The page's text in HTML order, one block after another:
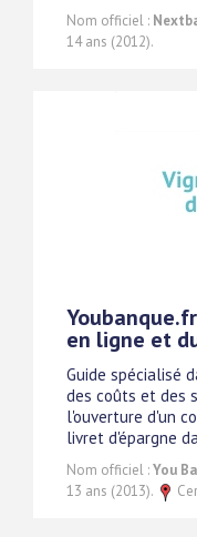
Nom officiel :
14 ans (2012).
en ligne et
Guide spécialisé
des coûts et des
l'ouverture d'un
livret d'épargne
Nom officiel :You
13 ans (2013).